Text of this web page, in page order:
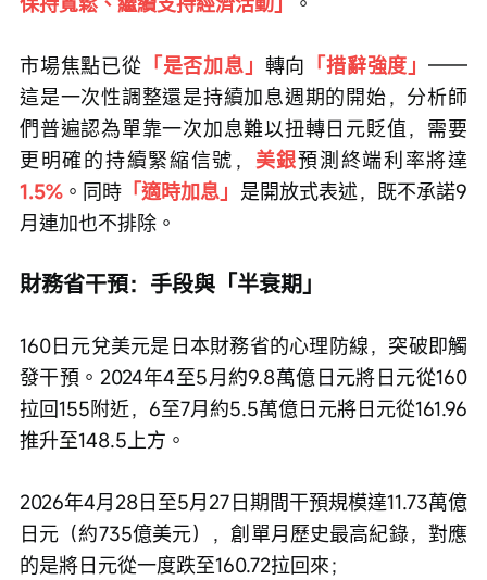
市場焦點已從 「是否加息」 轉向 「措辭強度」——
這是一次性調整還是持續加息週期的開始，分析師
們普遍認為單靠一次加息難以扭轉日元貶值，需要
更明確的持續緊縮信號， 美銀預測終端利率將達
1.5% 。同時 「適時加息」 是開放式表述，既不承諾9
月連加也不排除。
財務省干預：手段與「半衰期」
160日元兌美元是日本財務省的心理防線，突破即觸
發干預。2024年4至5月約9.8萬億日元將日元從160
拉回155附近，6至7月約5.5萬億日元將日元從161.96
推升至148.5上方。
2026年4月28日至5月27日期間干預規模達11.73萬億
日元（約735億美元），創單月歷史最高紀錄，對應
的是將日元從一度跌至160.72拉回來；